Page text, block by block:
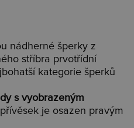
nádherné šperky z
stříbra prvotřídní
kategorie šperků
s vyobrazeným
je osazen pravým